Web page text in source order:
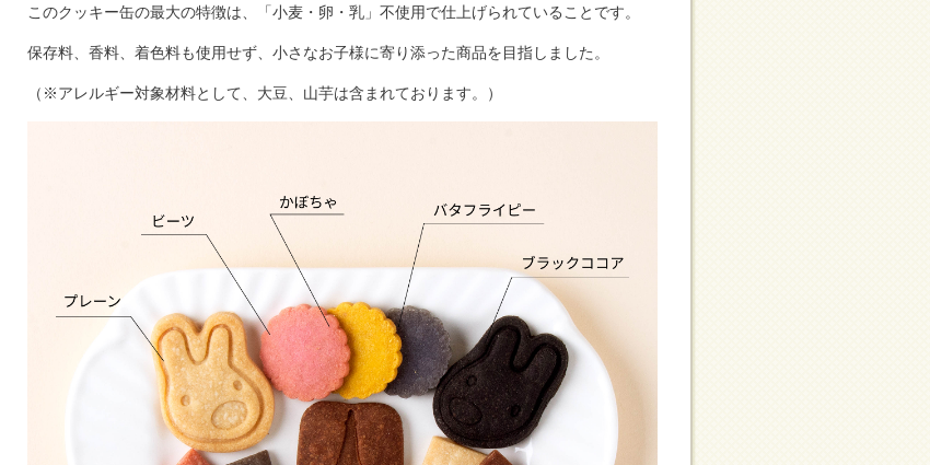
このクッキー缶の最大の特徴は、「小麦・卵・乳」不使用で仕上げられていることです。
保存料、香料、着色料も使用せず、小さなお子様に寄り添った商品を目指しました。
（※アレルギー対象材料として、大豆、山芋は含まれております。）